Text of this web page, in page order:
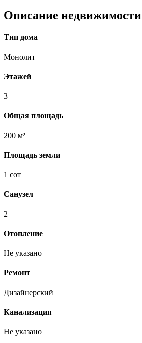
Описание недвижимости
Тип дома
Монолит
Этажей
3
Общая площадь
200 м²
Площадь земли
1 сот
Санузел
2
Отопление
Не указано
Ремонт
Дизайнерский
Канализация
Не указано